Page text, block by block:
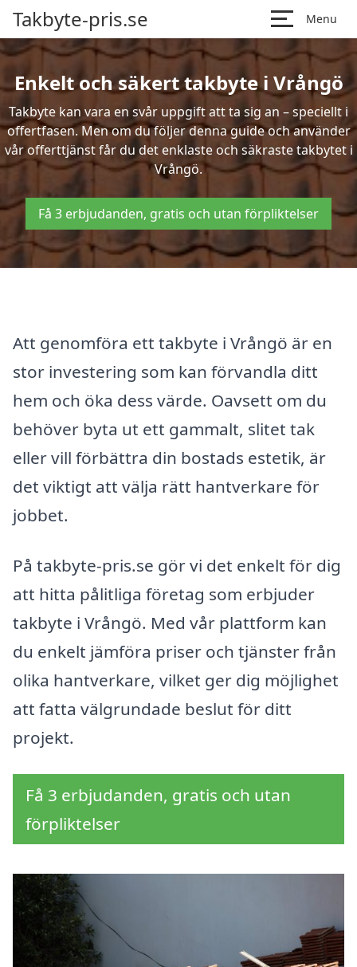
Takbyte-pris.se Menu
Enkelt och säkert takbyte i Vrångö
Takbyte kan vara en svår uppgift att ta sig an – speciellt i
offertfasen. Men om du följer denna guide och använder
vår offerttjänst får du det enklaste och säkraste takbytet i
Vrångö.
Få 3 erbjudanden, gratis och utan förpliktelser
Att genomföra ett takbyte i Vrångö är en
stor investering som kan förvandla ditt
hem och öka dess värde. Oavsett om du
behöver byta ut ett gammalt, slitet tak
eller vill förbättra din bostads estetik, är
det viktigt att välja rätt hantverkare för
jobbet.
På takbyte-pris.se gör vi det enkelt för dig
att hitta pålitliga företag som erbjuder
takbyte i Vrångö. Med vår plattform kan
du enkelt jämföra priser och tjänster från
olika hantverkare, vilket ger dig möjlighet
att fatta välgrundade beslut för ditt
projekt.
Få 3 erbjudanden, gratis och utan
förpliktelser